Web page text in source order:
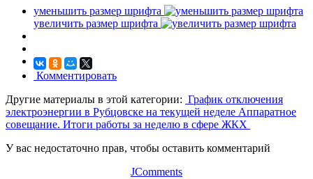
уменьшить размер шрифта
увеличить размер шрифта
Комментировать
Другие материалы в этой категории: График отключения
электроэнергии в Рубцовске на текущей неделе Аппаратное
совещание. Итоги работы за неделю в сфере ЖКХ
У вас недостаточно прав, чтобы оставить комментарий
JComments